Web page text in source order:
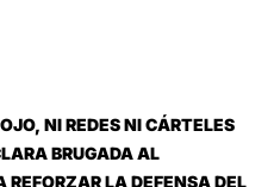
NI REDES NI CÁRTELES
BRUGADA AL
REFORZAR LA DEFENSA DEL